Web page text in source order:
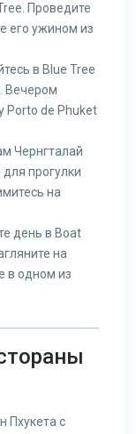
Проведите
его ужином из
в Blue Tree
Вечером
Porto de Phuket
Чернгталай
прогулки
на
день в Boat
на
в одном из
Пхукета с